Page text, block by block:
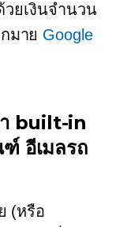
วยเงินจำนวน
มาย Google
built-in
อีเมลรถ
(หรือ